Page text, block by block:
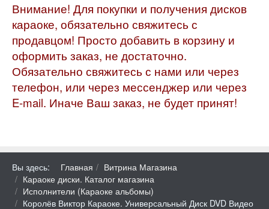
Внимание! Для покупки и получения дисков
караоке, обязательно свяжитесь с
продавцом! Просто добавить в корзину и
оформить заказ, не достаточно.
Обязательно свяжитесь с нами или через
телефон, или через мессенджер или через
E-mail. Иначе Ваш заказ, не будет принят!
Вы здесь: Главная
Витрина Магазина
Караоке диски. Каталог магазина
Исполнители (Караоке альбомы)
Королёв Виктор Караоке. Универсальный Диск DVD Видео